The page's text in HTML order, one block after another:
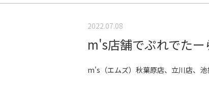
2022.07.08
m's店舗でぷれでた
m's（エムズ）秋葉原店、立川店、